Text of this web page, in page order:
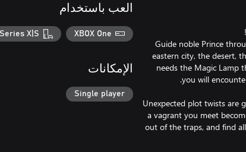
Guide noble Prince
eastern city, the desert,
needs the Magic Lamp
Unexpected plot twists are
a vagrant you meet
out of the traps, and find
العب باستخدام
XBOX One
X|S
الإمكانات
Single player